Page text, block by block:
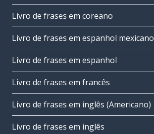
Livro de frases em coreano
Livro de frases em espanhol mexicano
Livro de frases em espanhol
Livro de frases em francês
Livro de frases em inglês (Americano)
Livro de frases em inglês